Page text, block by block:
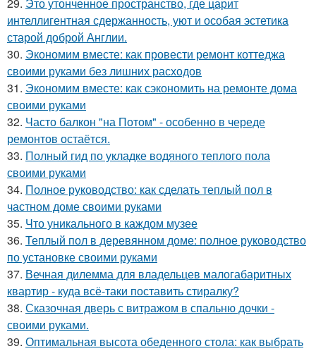
29. Это утонченное пространство, где царит
интеллигентная сдержанность, уют и особая эстетика
старой доброй Англии.
30. Экономим вместе: как провести ремонт коттеджа
своими руками без лишних расходов
31. Экономим вместе: как сэкономить на ремонте дома
своими руками
32. Часто балкон "на Потом" - особенно в череде
ремонтов остаётся.
33. Полный гид по укладке водяного теплого пола
своими руками
34. Полное руководство: как сделать теплый пол в
частном доме своими руками
35. Что уникального в каждом музее
36. Теплый пол в деревянном доме: полное руководство
по установке своими руками
37. Вечная дилемма для владельцев малогабаритных
квартир - куда всё-таки поставить стиралку?
38. Сказочная дверь с витражом в спальню дочки -
своими руками.
39. Оптимальная высота обеденного стола: как выбрать